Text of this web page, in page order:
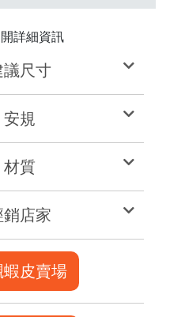
詳細資訊
尺寸
安規
材質
店家